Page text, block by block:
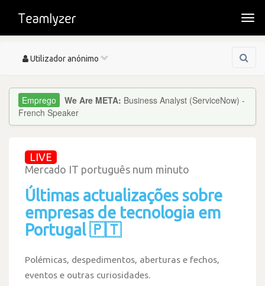
Toggle
Utilizador anónimo
We Are META: Business Analyst (ServiceNow) -
French Speaker
LIVE
Mercado IT português num minuto
Últimas actualizações sobre
empresas de tecnologia em
Portugal 🇵🇹
Polémicas, despedimentos, aberturas e fechos,
eventos e outras curiosidades.